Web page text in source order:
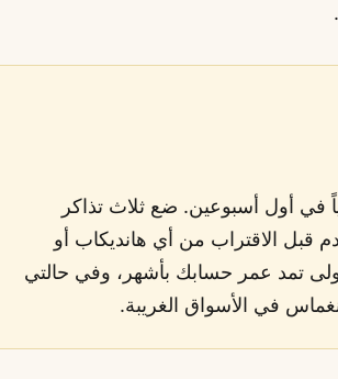
.
في أول أسبوعين. ضع ثلاث تذاكر
قبل الاقتراب من أي هانديكاب أو
تمد عمر حسابك بأشهر، وفي حالتي
في الأسواق الغريبة.